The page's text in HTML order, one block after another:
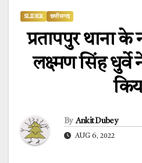
SLIDER छत्तीसगढ़
प्रतापपुर थाना के
लक्ष्मण सिंह धुर्वे
By Ankit Dubey
AUG 6, 2022